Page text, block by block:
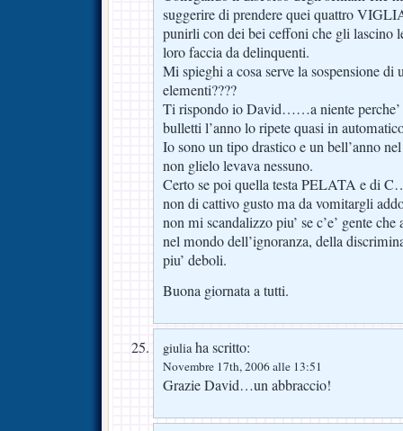
suggerire di prendere quei quattro
punirli con dei bei ceffoni che gli lascino
loro faccia da delinquenti.
Mi spieghi a cosa serve la sospensione di
elementi????
Ti rispondo io David……a niente perche’
bulletti l’anno lo ripete quasi in
Io sono un tipo drastico e un bell’anno
non glielo levava nessuno.
Certo se poi quella testa PELATA e di
non di cattivo gusto ma da vomitargli
non mi scandalizzo piu’ se c’e’ gente
nel mondo dell’ignoranza, della
piu’ deboli.
Buona giornata a tutti.
giuliaha scritto:
Novembre 17th, 2006 alle 13:51
Grazie David…un abbraccio!